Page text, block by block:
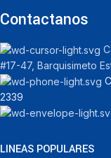
Contactanos
#17-47, Barquisimeto
2339
LINEAS POPULARES